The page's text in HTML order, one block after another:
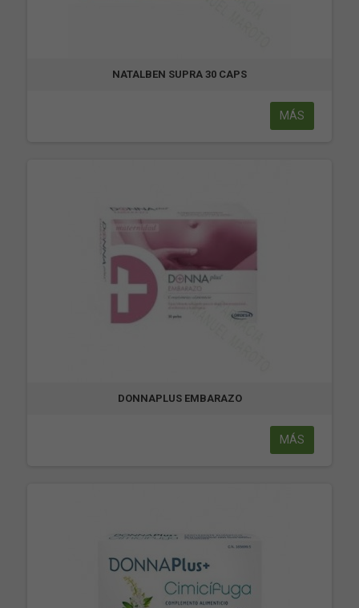
NATALBEN SUPRA 30 CAPS
MÁS
DONNAPLUS EMBARAZO
MÁS